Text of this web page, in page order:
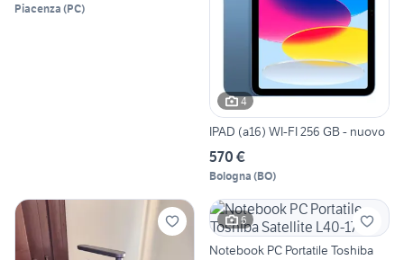
Piacenza (PC)
4
IPAD (a16) WI-FI 256 GB - nuovo
570 €
Bologna (BO)
6
Notebook PC Portatile Toshiba